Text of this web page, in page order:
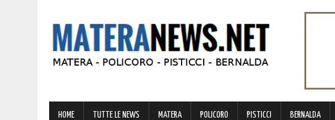
HOME TUTTE LE NEWS MATERA POLICORO PISTICCI BERNALDA